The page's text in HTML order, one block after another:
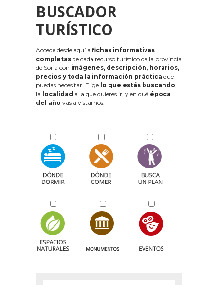
BUSCADOR
TURÍSTICO
Accede desde aquí a fichas informativas
completas de cada recurso turístico de la provincia
de Soria con imágenes, descripción, horarios,
precios y toda la información práctica que
puedas necesitar. Elige lo que estás buscando,
la localidad a la que quieres ir, y en qué época
del año vas a vistarnos: